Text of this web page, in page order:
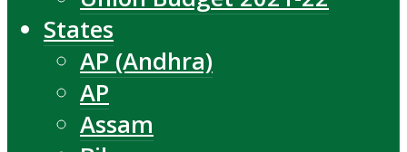
States
AP (Andhra)
AP
Assam